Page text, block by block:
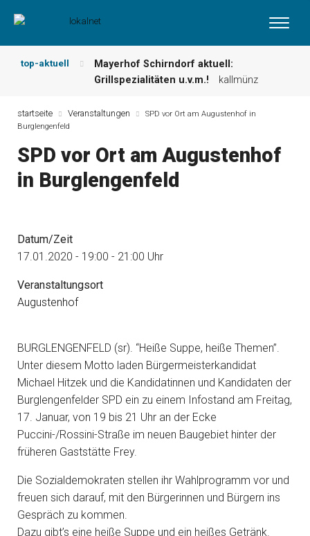
top-aktuell
Mayerhof Schirndorf aktuell:
Grillspezialitäten u.v.m.!
kallmünz
und mehr …
burglengenfeld
leserbriefe
Maxhütter Fischladen: Unser aktuelles
Angebot …
Wochenangebot!
startseite Veranstaltungen
SPD vor Ort am Augustenhof in
Burglengenfeld
SPD vor Ort am Augustenhof
in Burglengenfeld
Datum/Zeit
17.01.2020 - 19:00 - 21:00 Uhr
Veranstaltungsort
Augustenhof
BURGLENGENFELD (sr). “Heiße Suppe, heiße Themen”.
Unter diesem Motto laden Bürgermeisterkandidat
Michael Hitzek und die Kandidatinnen und Kandidaten der
Burglengenfelder SPD ein zu einem Infostand am Freitag,
17. Januar, von 19 bis 21 Uhr an der Ecke
Puccini-/Rossini-Straße im neuen Baugebiet hinter der
früheren Gaststätte Frey.
Die Sozialdemokraten stellen ihr Wahlprogramm vor und
freuen sich darauf, mit den Bürgerinnen und Bürgern ins
Gespräch zu kommen.
Dazu gibt’s eine heiße Suppe und ein heißes Getränk.